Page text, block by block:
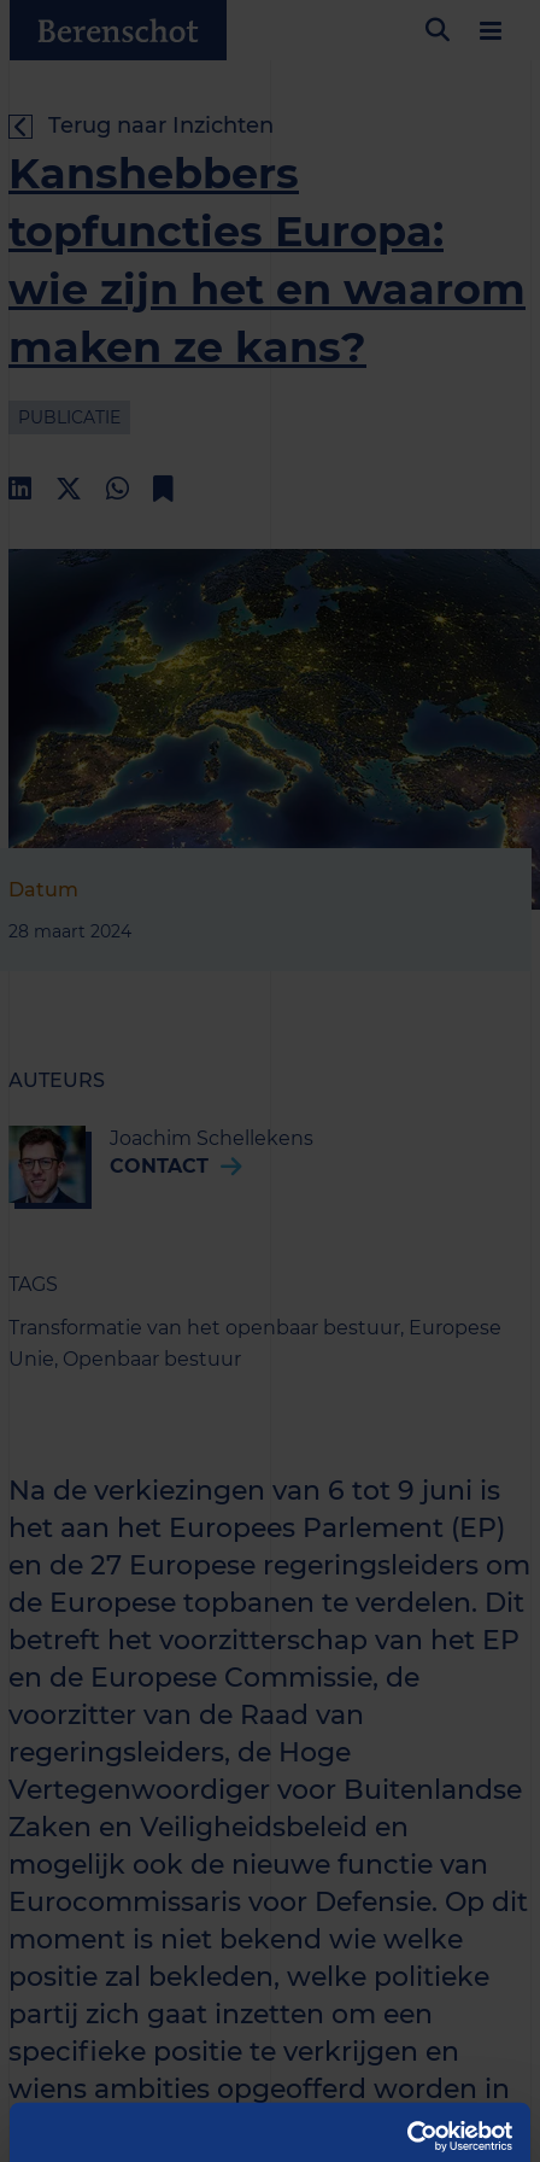
Terug naar Inzichten
Kanshebbers
topfuncties Europa:
wie zijn het en waarom
maken ze kans?
PUBLICATIE
Datum
28 maart 2024
AUTEURS
Joachim Schellekens
CONTACT
TAGS
Transformatie van het openbaar bestuur, Europese
Unie, Openbaar bestuur
Na de verkiezingen van 6 tot 9 juni is
het aan het Europees Parlement (EP)
en de 27 Europese regeringsleiders om
de Europese topbanen te verdelen. Dit
betreft het voorzitterschap van het EP
en de Europese Commissie, de
voorzitter van de Raad van
regeringsleiders, de Hoge
Vertegenwoordiger voor Buitenlandse
Zaken en Veiligheidsbeleid en
mogelijk ook de nieuwe functie van
Eurocommissaris voor Defensie. Op dit
moment is niet bekend wie welke
positie zal bekleden, welke politieke
partij zich gaat inzetten om een
specifieke positie te verkrijgen en
wiens ambities opgeofferd worden in
de strijd om deze politieke topfuncties.